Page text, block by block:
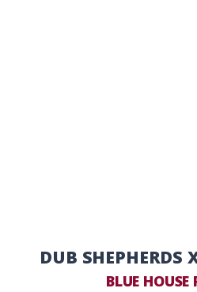
DUB SHEPHERDS
BLUE HOUSE